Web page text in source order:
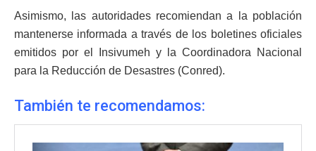
Asimismo, las autoridades recomiendan a la población
mantenerse informada a través de los boletines oficiales
emitidos por el Insivumeh y la Coordinadora Nacional
para la Reducción de Desastres (Conred).
También te recomendamos: